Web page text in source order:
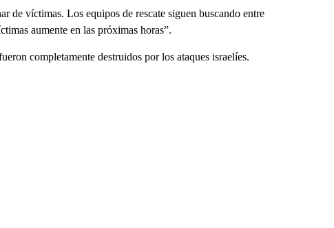
de víctimas. Los equipos de rescate siguen buscando entre
aumente en las próximas horas”.
completamente destruidos por los ataques israelíes.